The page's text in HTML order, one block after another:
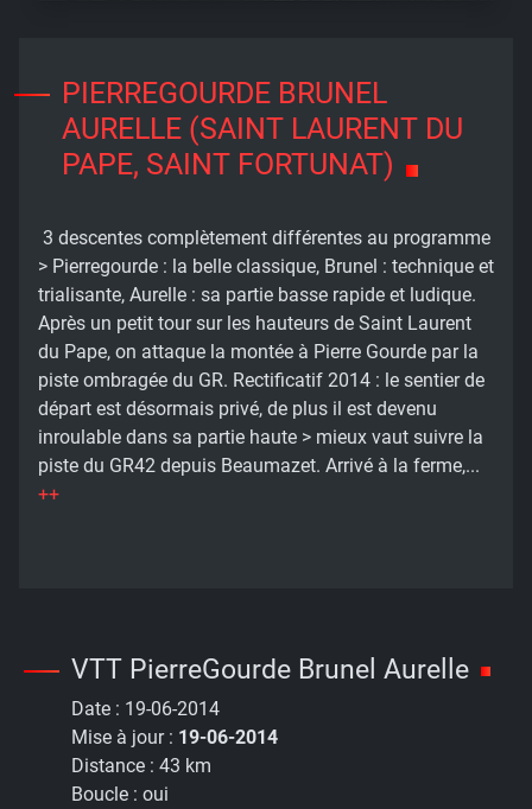
PIERREGOURDE BRUNEL
AURELLE (SAINT LAURENT DU
PAPE, SAINT FORTUNAT)
3 descentes complètement différentes au programme
> Pierregourde : la belle classique, Brunel : technique et
trialisante, Aurelle : sa partie basse rapide et ludique.
Après un petit tour sur les hauteurs de Saint Laurent
du Pape, on attaque la montée à Pierre Gourde par la
piste ombragée du GR. Rectificatif 2014 : le sentier de
départ est désormais privé, de plus il est devenu
inroulable dans sa partie haute > mieux vaut suivre la
piste du GR42 depuis Beaumazet. Arrivé à la ferme,...
++
VTT PierreGourde Brunel Aurelle
Date : 19-06-2014
Mise à jour : 19-06-2014
Distance : 43 km
Boucle : oui